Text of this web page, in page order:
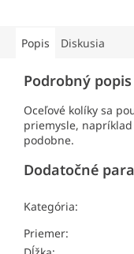
Popis Diskusia
Podrobný popis
Oceľové kolíky sa
priemysle,
podobne.
Dodatočné
Kategória:
Priemer: